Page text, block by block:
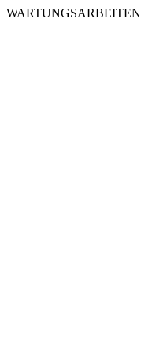
WARTUNGSARBEITEN